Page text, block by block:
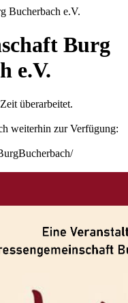
Burg
e.V.
überarbeitet.
weiterhin zur Verfügung: